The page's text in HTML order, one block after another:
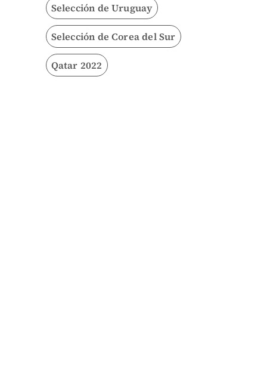
Selección de Uruguay
Selección de Corea del Sur
Qatar 2022